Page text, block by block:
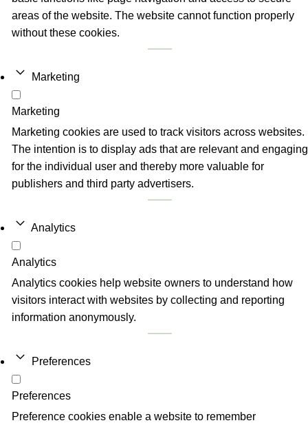
areas of the website. The website cannot function properly
without these cookies.
Marketing
Marketing
Marketing cookies are used to track visitors across websites.
The intention is to display ads that are relevant and engaging
for the individual user and thereby more valuable for
publishers and third party advertisers.
Analytics
Analytics
Analytics cookies help website owners to understand how
visitors interact with websites by collecting and reporting
information anonymously.
Preferences
Preferences
Preference cookies enable a website to remember